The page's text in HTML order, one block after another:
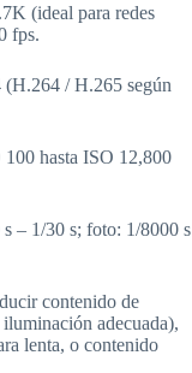
(ideal para redes
fps.
(H.264 / H.265 según
hasta ISO 12,800
– 1/30 s; foto: 1/8000 s
contenido de
adecuada),
lenta, o contenido